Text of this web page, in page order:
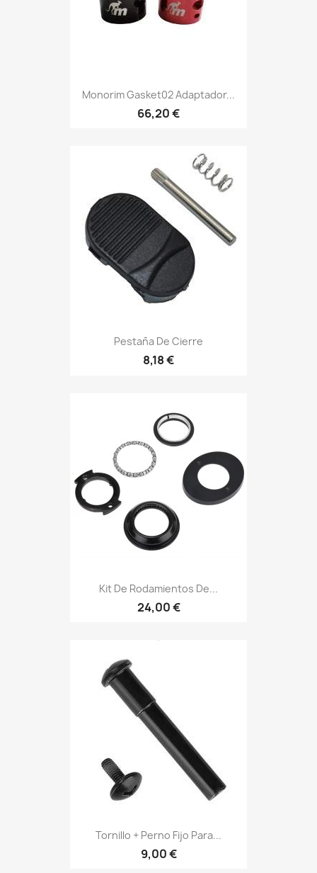
Monorim Gasket02 Adaptador...
66,20 €
Pestaña De Cierre
8,18 €
Kit De Rodamientos De...
24,00 €
Tornillo + Perno Fijo Para...
9,00 €